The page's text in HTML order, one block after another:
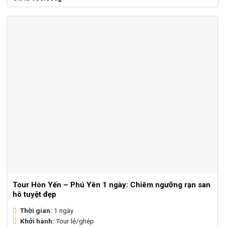
Tour Hòn Yến – Phú Yên 1 ngày: Chiêm ngưỡng rạn san
hô tuyệt đẹp
Thời gian: 1 ngày
Khởi hành: Tour lẻ/ghép